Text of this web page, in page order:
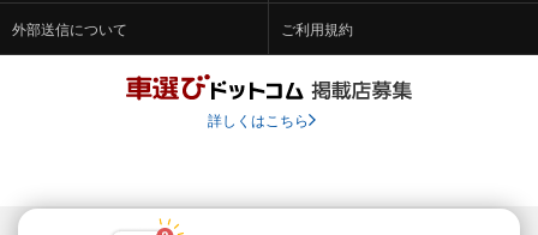
外部送信について ご利用規約
詳しくはこちら
© Fabrica Communications Co., LTD.